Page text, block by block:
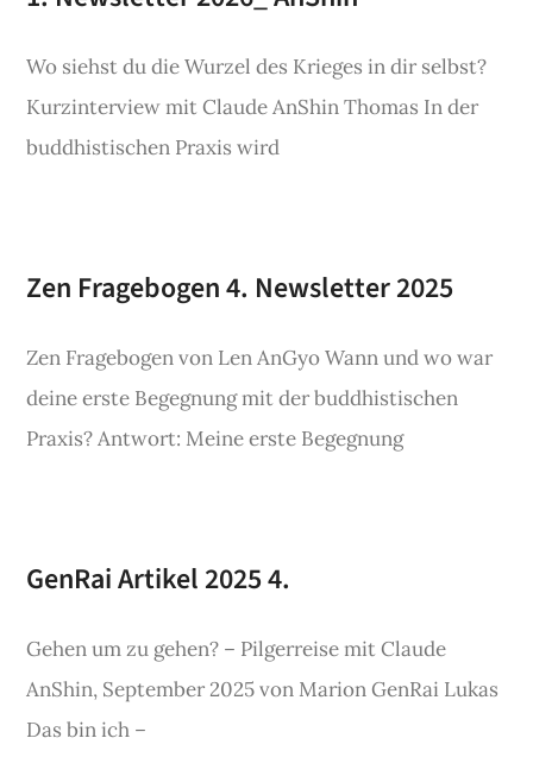
Wo siehst du die Wurzel des Krieges in dir selbst?
Kurzinterview mit Claude AnShin Thomas In der
buddhistischen Praxis wird
Zen Fragebogen 4. Newsletter 2025
Zen Fragebogen von Len AnGyo Wann und wo war
deine erste Begegnung mit der buddhistischen
Praxis? Antwort: Meine erste Begegnung
GenRai Artikel 2025 4.
Gehen um zu gehen? – Pilgerreise mit Claude
AnShin, September 2025 von Marion GenRai Lukas
Das bin ich –